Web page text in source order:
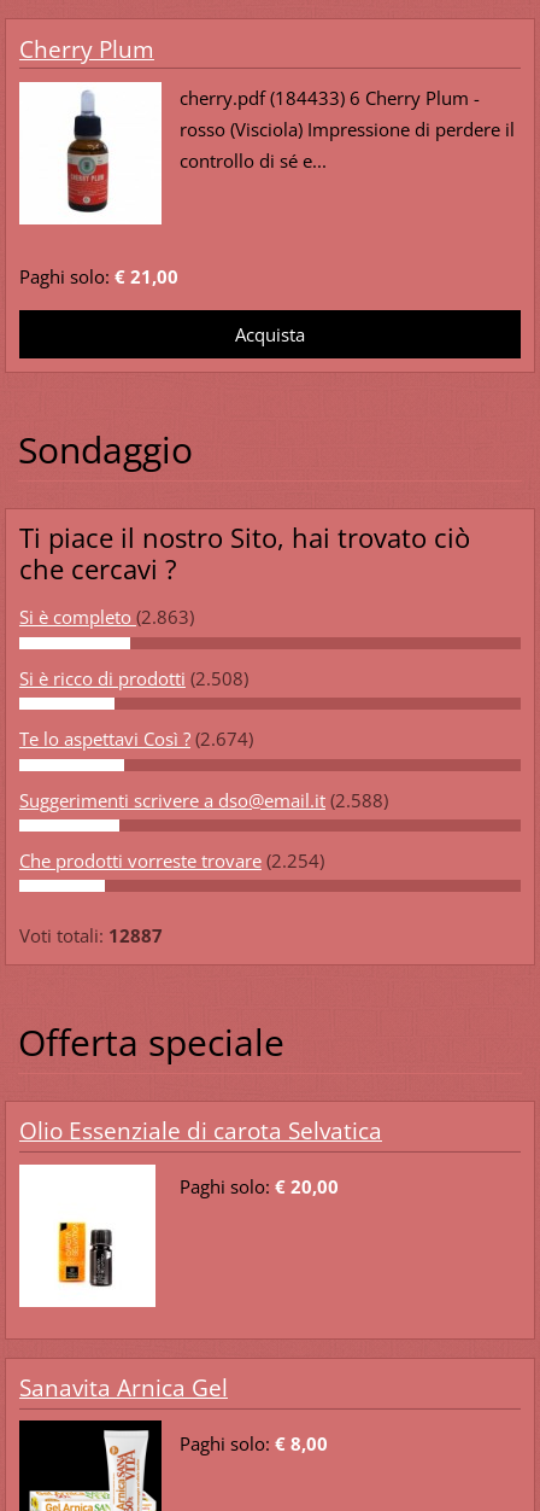
Cherry Plum
cherry.pdf (184433) 6 Cherry Plum -
rosso (Visciola) Impressione di perdere il
controllo di sé e...
Paghi solo: € 21,00
Sondaggio
Ti piace il nostro Sito, hai trovato ciò
che cercavi ?
Si è completo (2.863)
Si è ricco di prodotti (2.508)
Te lo aspettavi Così ? (2.674)
Suggerimenti scrivere a dso@email.it (2.588)
Che prodotti vorreste trovare (2.254)
Voti totali: 12887
Offerta speciale
Olio Essenziale di carota Selvatica
Paghi solo: € 20,00
Sanavita Arnica Gel
Paghi solo: € 8,00